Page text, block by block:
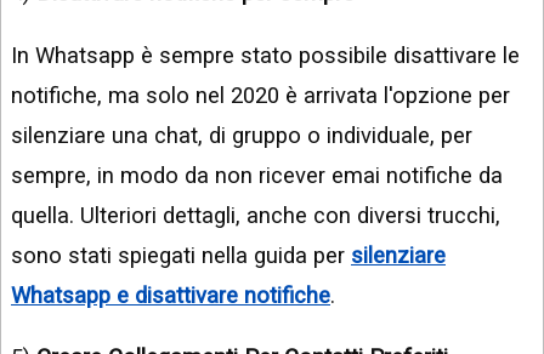
In Whatsapp è sempre stato possibile disattivare le
notifiche, ma solo nel 2020 è arrivata l'opzione per
silenziare una chat, di gruppo o individuale, per
sempre, in modo da non ricever emai notifiche da
quella. Ulteriori dettagli, anche con diversi trucchi,
sono stati spiegati nella guida per silenziare
Whatsapp e disattivare notifiche.